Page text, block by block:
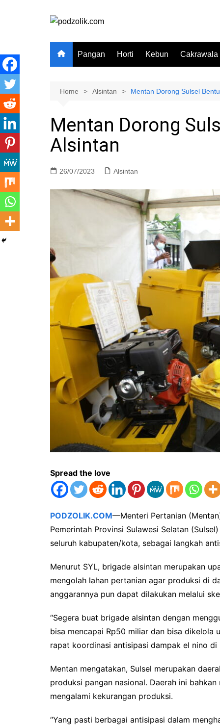
Pangan Horti Kebun Cakrawala
Home Alsintan Mentan Dorong Sulsel
Mentan Dorong
Alsintan
26/07/2023 Alsintan
Spread the love
PODZOLIK.COM—Menteri Pertanian
Pemerintah Provinsi Sulawesi Selatan
seluruh kabupaten/kota, sebagai langkah
Menurut SYL, brigade alsintan merupakan
mengolah lahan pertanian agar produksi di
anggarannya pun dapat dilakukan melalui
“Segera buat brigade alsintan dengan
bisa mencapai Rp50 miliar dan bisa dikelola
rapat koordinasi antisipasi dampak el nino
Mentan mengatakan, Sulsel merupakan
produksi pangan nasional. Daerah ini
mengalami kekurangan produksi.
“Yang pasti berbagai antisipasi dalam